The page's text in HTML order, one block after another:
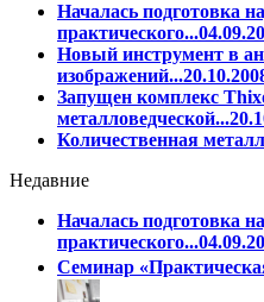
Началась подготовка
практического...
Новый инструмент в
изображений...
Запущен комплекс
металловедческой...
Количественная
Недавние
Началась подготовка
практического...
Семинар